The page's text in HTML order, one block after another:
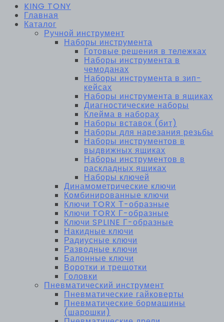
KING TONY
Главная
Каталог
Ручной инструмент
Наборы инструмента
Готовые решения в тележках
Наборы инструмента в
чемоданах
Наборы инструмента в зип-
кейсах
Наборы инструмента в ящиках
Диагностические наборы
Клейма в наборах
Наборы вставок (бит)
Наборы для нарезания резьбы
Наборы инструментов в
выдвижных ящиках
Наборы инструментов в
раскладных ящиках
Наборы ключей
Динамометрические ключи
Комбинированные ключи
Ключи TORX Т-образные
Ключи TORX Г-образные
Ключи SPLINE Г-образные
Накидные ключи
Радиусные ключи
Разводные ключи
Балонные ключи
Воротки и трещотки
Головки
Пневматический инструмент
Пневматические гайковерты
Пневматические бормашины
(шарошки)